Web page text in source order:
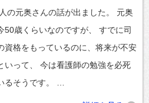
の元奥さんの話が出ました。 元奥
50歳くらいなのですが、 すでに司
資格をもっているのに、将来が不安
いって、 今は看護師の勉強を必死
るそうです。 …